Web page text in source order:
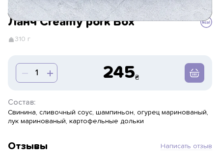
Ланч Creamy pork Box
310 г
245
Состав:
Свинина, сливочный соус, шампиньон, огурец маринованый,
лук маринованый, картофельные дольки
Отзывы Написать отзыв